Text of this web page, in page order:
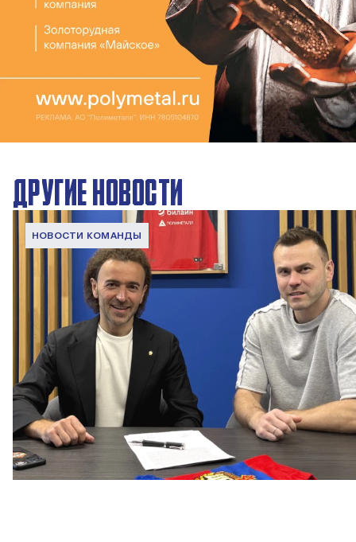
ДРУГИЕ НОВОСТИ
НОВОСТИ КОМАНДЫ
Капитан – с нами!
2 ИЮНЯ 2026 12:55